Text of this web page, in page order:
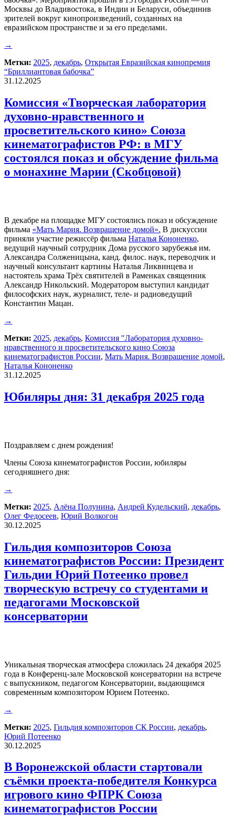
Москвы до Владивостока, в Индии и Беларуси, объединив
зрителей вокруг кинопроизведений, созданных на
евразийском пространстве и за его пределами.
→
Метки: 2025, декабрь, Открытая Евразийская кинопремия
“Бриллиантовая бабочка”
31.12.2025
Комиссия «Творческая лаборатория
духовно-нравственного и
просветительского кино» Союза
кинематографистов РФ: в МГУ
состоялся показ и обсуждение фильма
о монахине Марии (Скобцовой)
В декабре на площадке МГУ состоялись показ и обсуждение
фильма «Мать Мария. Возвращение домой». В дискуссии
приняли участие режиссёр фильма Наталья Кононенко,
ведущий научный сотрудник Дома русского зарубежья им.
Александра Солженицына, канд. филос. наук, переводчик и
научный консультант картины Наталья Ликвинцева и
настоятель храма Трёх святителей в Раменках священник
Александр Никольский. Модератором выступил кандидат
философских наук, журналист, теле- и радиоведущий
Константин Мацан.
→
Метки: 2025, декабрь, Комиссия "Лаборатория духовно-
нравственного и просветительского кино Союза
кинематографистов России, Мать Мария. Возвращение домой,
Наталья Кононенко
31.12.2025
Юбиляры дня: 31 декабря 2025 года
Поздравляем с днем рождения!
Члены Союза кинематографистов России, юбиляры
сегодняшнего дня:
→
Метки: 2025, Алёна Полунина, Андрей Кудельский, декабрь,
Олег Федосеев, Юрий Волкогон
30.12.2025
Гильдия композиторов Союза
кинематографистов России: Президент
Гильдии Юрий Потеенко провел
творческую встречу со студентами и
педагогами Московской
консерватории
Уникальная творческая атмосфера сложилась 24 декабря 2025
года в Конференц-зале Московской консерватории на встрече
с выпускником, педагогом Консерватории, выдающимся
современным композитором Юрием Потеенко.
→
Метки: 2025, Гильдия композиторов СК России, декабрь,
Юрий Потеенко
30.12.2025
В Воронежской области стартовали
съёмки проекта-победителя Конкурса
игрового кино ФПРК Союза
кинематографистов России